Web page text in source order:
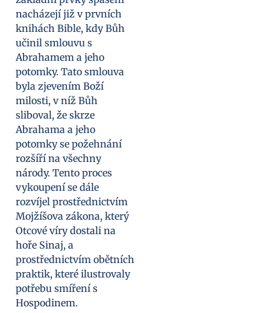
nacházejí již v prvních
knihách Bible, kdy Bůh
učinil smlouvu s
Abrahamem a jeho
potomky. Tato smlouva
byla zjevením Boží
milosti, v níž Bůh
sliboval, že skrze
Abrahama a jeho
potomky se požehnání
rozšíří na všechny
národy. Tento proces
vykoupení se dále
rozvíjel prostřednictvím
Mojžíšova zákona, který
Otcové víry dostali na
hoře Sinaj, a
prostřednictvím obětních
praktik, které ilustrovaly
potřebu smíření s
Hospodinem.